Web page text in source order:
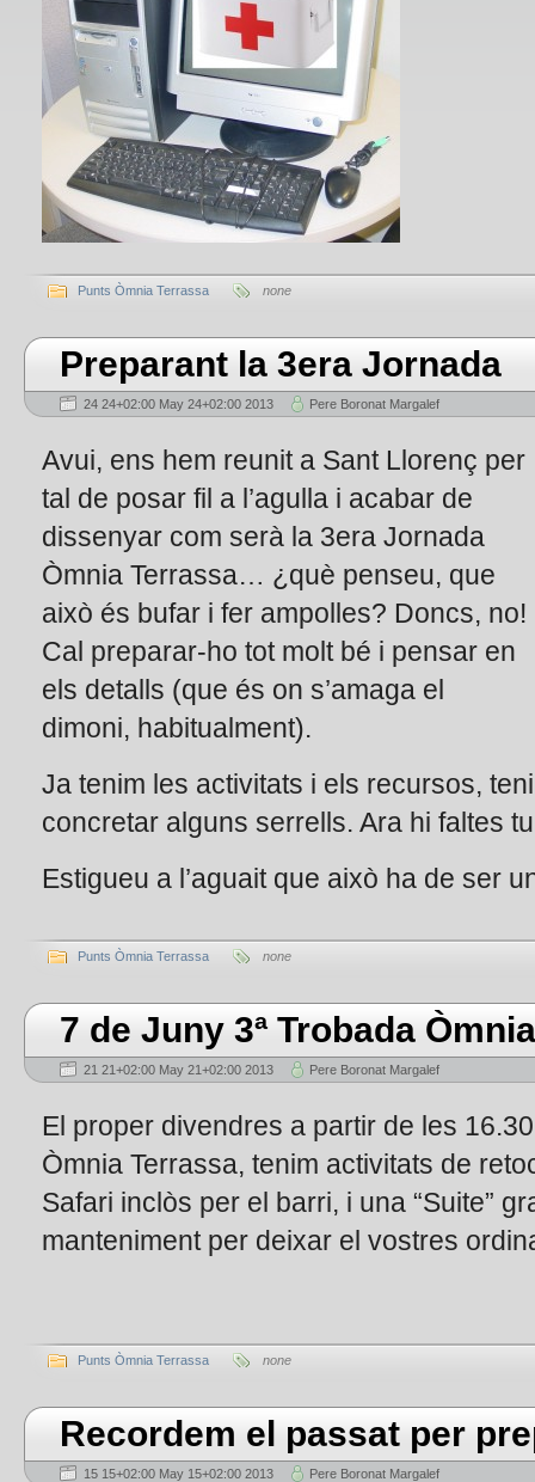
Punts Òmnia Terrassa none
Preparant la 3era Jornada
24 24+02:00 May 24+02:00 2013 Pere Boronat Margalef
Avui, ens hem reunit a Sant Llorenç per
tal de posar fil a l’agulla i acabar de
dissenyar com serà la 3era Jornada
Òmnia Terrassa… ¿què penseu, que
això és bufar i fer ampolles? Doncs, no!
Cal preparar-ho tot molt bé i pensar en
els detalls (que és on s’amaga el
dimoni, habitualment).
Ja tenim les activitats i els recursos,
concretar alguns serrells. Ara hi faltes
Estigueu a l’aguait que això ha de ser
Punts Òmnia Terrassa none
7 de Juny 3ª Trobada
21 21+02:00 May 21+02:00 2013 Pere Boronat Margalef
El proper divendres a partir de les
Òmnia Terrassa, tenim activitats de
Safari inclòs per el barri, i una “Suite”
manteniment per deixar el vostres
Punts Òmnia Terrassa none
Recordem el passat per
15 15+02:00 May 15+02:00 2013 Pere Boronat Margalef